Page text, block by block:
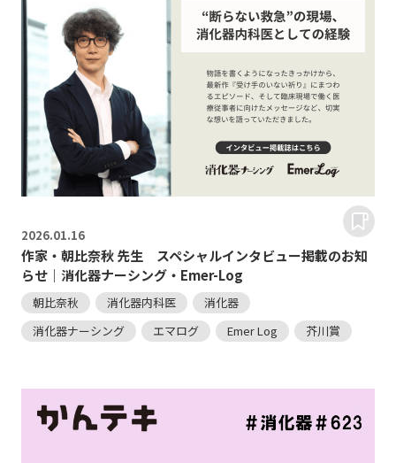
2026.01.16
作家・朝比奈秋 先生 スペシャルインタビュー掲載のお知
らせ｜消化器ナーシング・Emer-Log
朝比奈秋 消化器内科医
消化器
消化器ナーシング
エマログ Emer Log 芥川賞